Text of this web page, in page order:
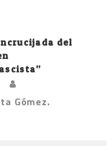
del
Gómez.